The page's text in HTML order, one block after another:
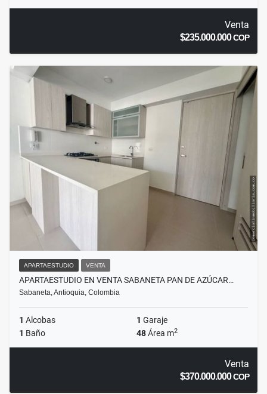
Venta
$235.000.000COP
APARTAESTUDIO VENTA
APARTAESTUDIO EN VENTA SABANETA PAN DE AZÚCAR…
Sabaneta, Antioquia, Colombia
1 Alcobas 1 Garaje
1 Baño 48Área m2
Venta
$370.000.000COP